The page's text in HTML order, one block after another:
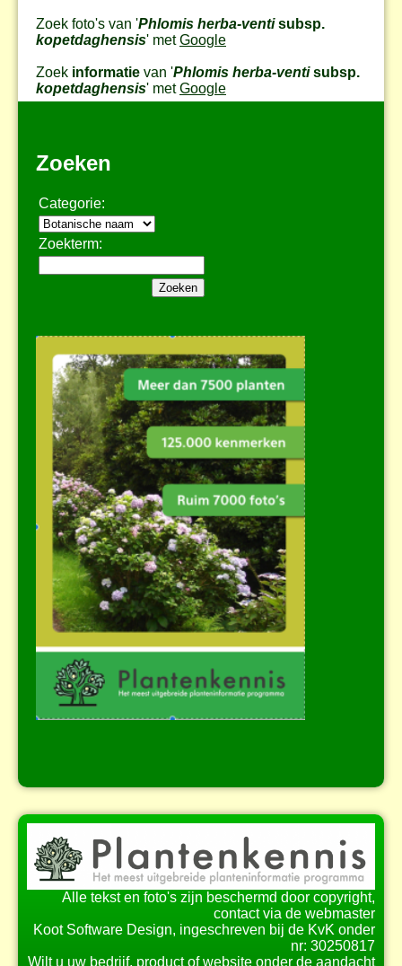
Zoek foto's van 'Phlomis herba-ventisubsp.
kopetdaghensis' metGoogle
Zoek informatie van 'Phlomis herba-ventisubsp.
kopetdaghensis' metGoogle
Zoeken
Categorie:
Zoekterm:
Alle tekst en foto's zijn beschermd door copyright,
contact via de webmaster
Koot Software Design, ingeschreven bij de KvK onder
nr: 30250817
Wilt u uw bedrijf, product of website onder de aandacht